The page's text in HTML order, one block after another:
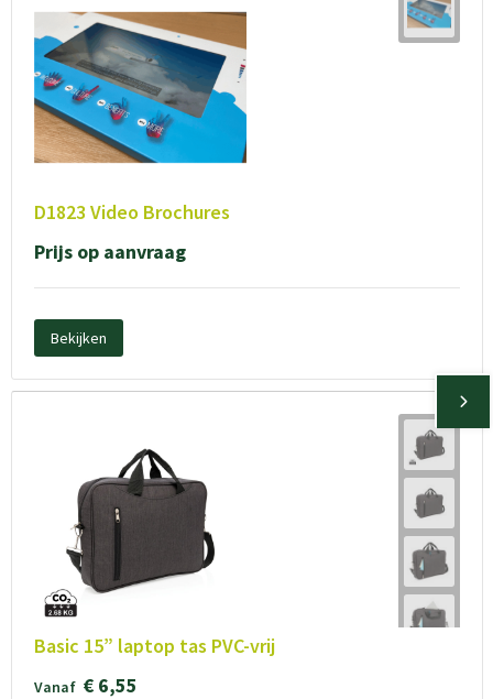
D1823 Video Brochures
Prijs op aanvraag
Bekijken
Basic 15” laptop tas PVC-vrij
Vanaf € 6,55